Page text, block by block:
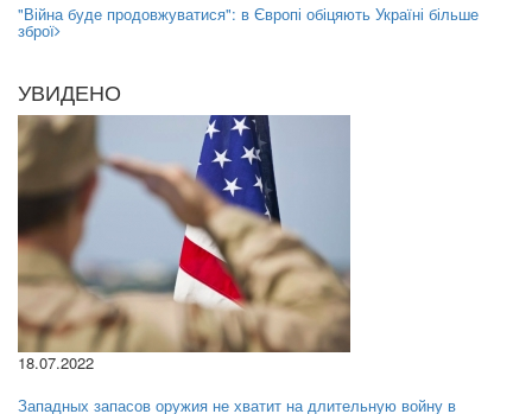
"Війна буде продовжуватися": в Європі обіцяють Україні більше
зброї
УВИДЕНО
18.07.2022
Западных запасов оружия не хватит на длительную войну в